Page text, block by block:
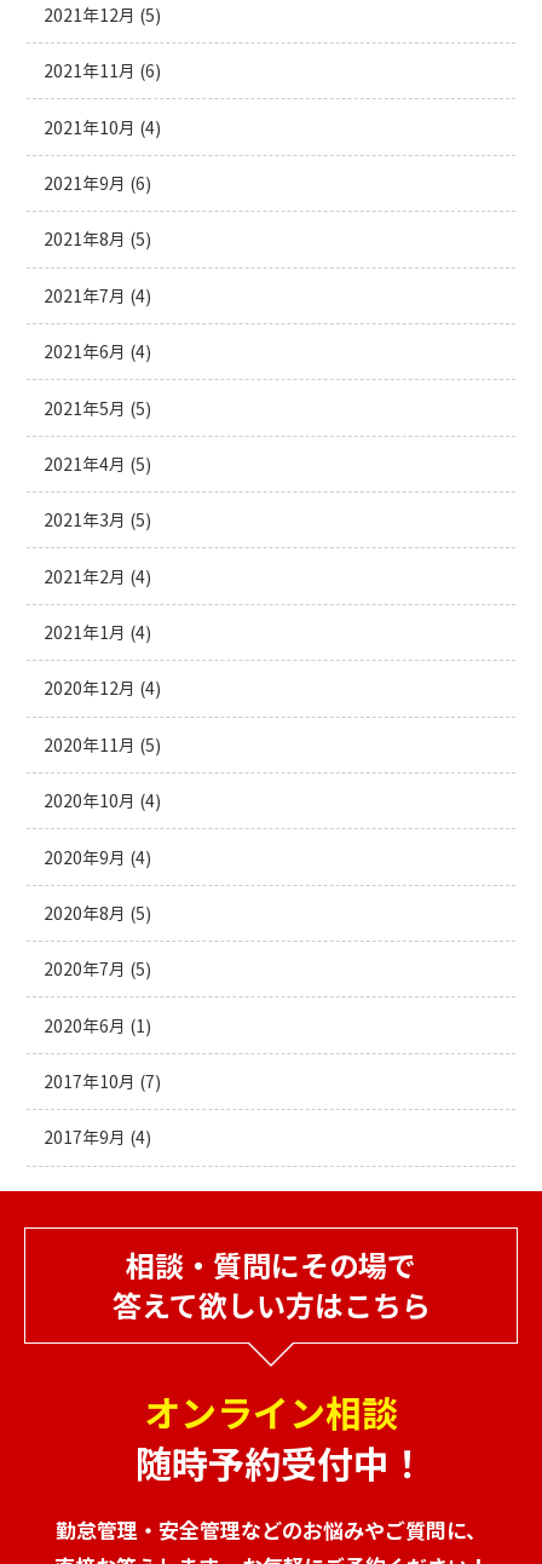
2021年12月 (5)
2021年11月 (6)
2021年10月 (4)
2021年9月 (6)
2021年8月 (5)
2021年7月 (4)
2021年6月 (4)
2021年5月 (5)
2021年4月 (5)
2021年3月 (5)
2021年2月 (4)
2021年1月 (4)
2020年12月 (4)
2020年11月 (5)
2020年10月 (4)
2020年9月 (4)
2020年8月 (5)
2020年7月 (5)
2020年6月 (1)
2017年10月 (7)
2017年9月 (4)
相談・質問にその場で
答えて欲しい方はこちら
オンライン相談
随時予約受付中！
勤怠管理・安全管理などのお悩みやご質問に、